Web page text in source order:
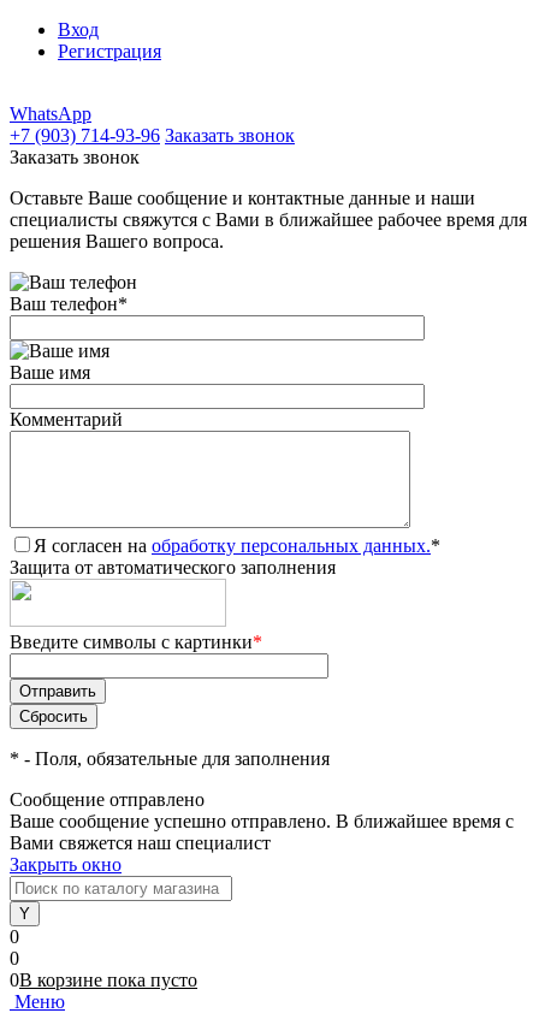
Вход
Регистрация
WhatsApp
+7 (903) 714-93-96 Заказать звонок
Заказать звонок
Оставьте Ваше сообщение и контактные данные и наши
специалисты свяжутся с Вами в ближайшее рабочее время для
решения Вашего вопроса.
Ваш телефон*
Ваше имя
Комментарий
Я согласен на обработку персональных данных.*
Защита от автоматического заполнения
Введите символы с картинки*
* - Поля, обязательные для заполнения
Сообщение отправлено
Ваше сообщение успешно отправлено. В ближайшее время с
Вами свяжется наш специалист
Закрыть окно
0
0
0В корзине пока пусто
Меню